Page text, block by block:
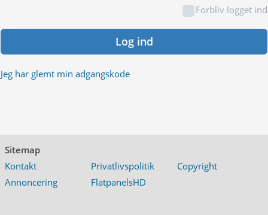
Forbliv logget ind
Log ind
Jeg har glemt min adgangskode
Sitemap
Kontakt
Privatlivspolitik
Copyright
Annoncering
FlatpanelsHD